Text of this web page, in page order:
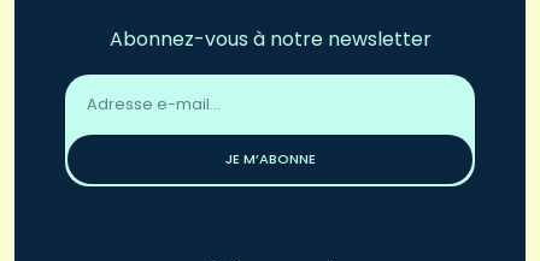
Abonnez-vous à notre newsletter
Adresse
email
JE M’ABONNE